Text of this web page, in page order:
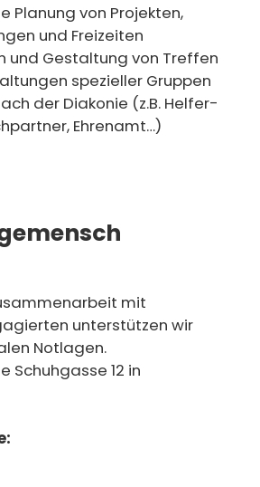
Planung von Projekten,
und Freizeiten
und Gestaltung von Treffen
spezieller Gruppen
der Diakonie (z.B. Helfer-
Ehrenamt…)
mit
unterstützen wir
Notlagen.
Schuhgasse 12 in